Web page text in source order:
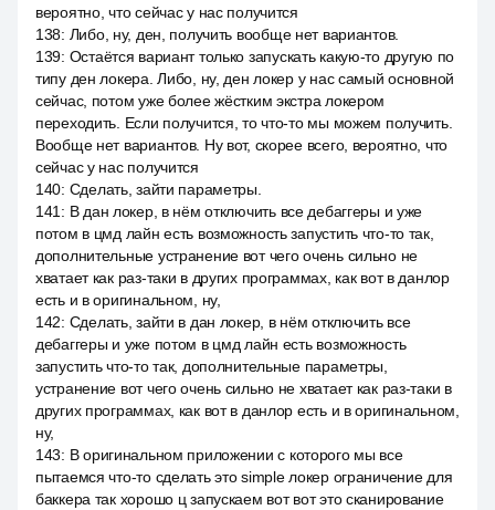
вероятно, что сейчас у нас получится
138: Либо, ну, ден, получить вообще нет вариантов.
139: Остаётся вариант только запускать какую-то другую по
типу ден локера. Либо, ну, ден локер у нас самый основной
сейчас, потом уже более жёстким экстра локером
переходить. Если получится, то что-то мы можем получить.
Вообще нет вариантов. Ну вот, скорее всего, вероятно, что
сейчас у нас получится
140: Сделать, зайти параметры.
141 : В дан локер, в нём отключить все дебаггеры и уже
потом в цмд лайн есть возможность запустить что-то так,
дополнительные устранение вот чего очень сильно не
хватает как раз-таки в других программах, как вот в данлор
есть и в оригинальном, ну,
142: Сделать, зайти в дан локер, в нём отключить все
дебаггеры и уже потом в цмд лайн есть возможность
запустить что-то так, дополнительные параметры,
устранение вот чего очень сильно не хватает как раз-таки в
других программах, как вот в данлор есть и в оригинальном,
ну,
143: В оригинальном приложении с которого мы все
пытаемся что-то сделать это simple локер ограничение для
баккера так хорошо ц запускаем вот вот это сканирование